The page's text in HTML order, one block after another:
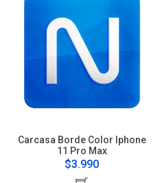
Carcasa Borde Color Iphone
11 Pro Max
$3.990